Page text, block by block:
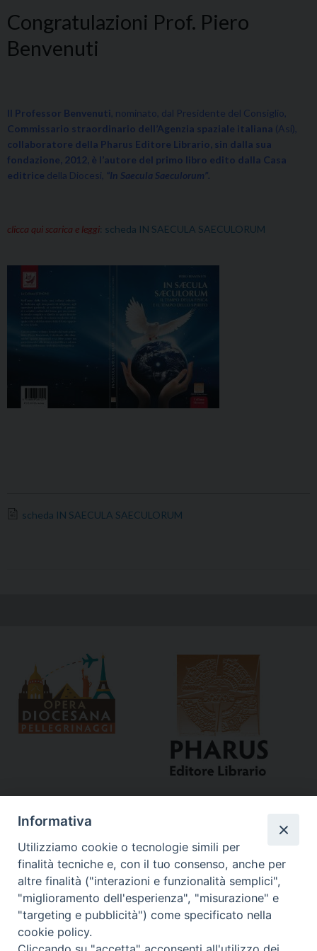
Congratulazioni Prof. Piero
Benvenuti
Il Professor Benvenuti , nominato, dal Presidente del Consiglio,
Commissario straordinario dell’Agenzia spaziale italiana (Asi),
collaboratore della Pharus Editore Librario, sin dalla sua
fondazione, 2012, è l’autore del primo libro edito dalla Casa
editrice della Diocesi, “In Saecula Saeculorum”.
clicca qui scarica e leggi: scheda IN SAECULA SAECULORUM
scheda IN SAECULA SAECULORUM
Curia
Via del Seminario, 61 - 57122 Livorno LI
Informativa
Utilizziamo cookie o tecnologie simili per
finalità tecniche e, con il tuo consenso, anche per
altre finalità ("interazioni e funzionalità semplici",
"miglioramento dell'esperienza", "misurazione" e
"targeting e pubblicità") come specificato nella
cookie policy.